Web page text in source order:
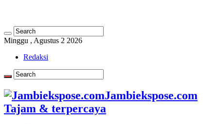
Minggu , Agustus 2 2026
Redaksi
Jambiekspose.com
Tajam & terpercaya